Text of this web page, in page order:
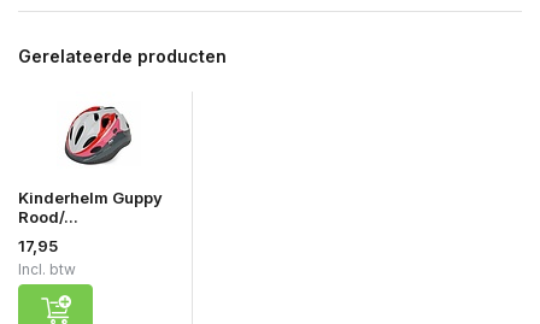
Gerelateerde producten
Kinderhelm Guppy
Rood/...
17,95
Incl. btw